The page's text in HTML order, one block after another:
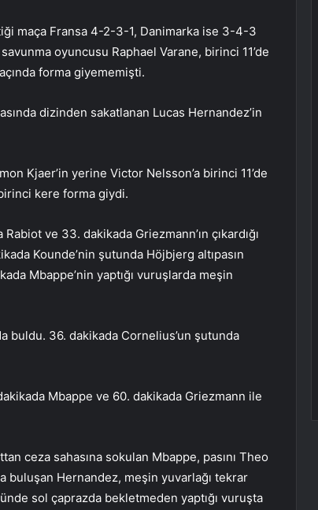
maça Fransa 4-2-3-1, Danimarka ise 3-4-3
oyuncusu Raphael Varane, birinci 11’de
forma giyememişti.
dizinden sakatlanan Lucas Hernandez’in
Kjaer’in yerine Victor Nelsson’a birinci 11’de
kere forma giydi.
ve 33. dakikada Griezmann’ın çıkardığı
Kounde’nin şutunda Höjbjerg altıpasın
Mbappe’nin yaptığı vuruşlarda meşin
buldu. 36. dakikada Cornelius’un şutunda
Mbappe ve 60. dakikada Griezmann ile
ceza sahasına sokulan Mbappe, pasını Theo
buluşan Hernandez, meşin yuvarlağı tekrar
sol çaprazda bekletmeden yaptığı vuruşta